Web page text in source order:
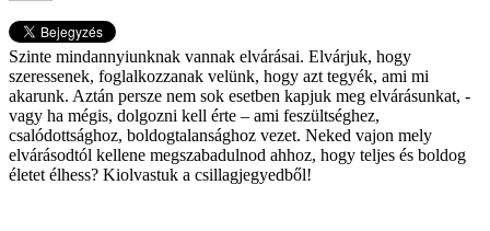
Szinte mindannyiunknak vannak elvárásai. Elvárjuk, hogy
szeressenek, foglalkozzanak velünk, hogy azt tegyék, ami mi
akarunk. Aztán persze nem sok esetben kapjuk meg elvárásunkat, -
vagy ha mégis, dolgozni kell érte – ami feszültséghez,
csalódottsághoz, boldogtalansághoz vezet. Neked vajon mely
elvárásodtól kellene megszabadulnod ahhoz, hogy teljes és boldog
életet élhess? Kiolvastuk a csillagjegyedből!